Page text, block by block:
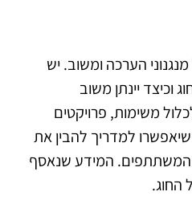
הערכה ומשוב. יש
וכיצד יינתן משוב
משימות, פרויקטים
שיאפשרו למדריך להבין את
המשתתפים. המידע שנאסף
החוג.